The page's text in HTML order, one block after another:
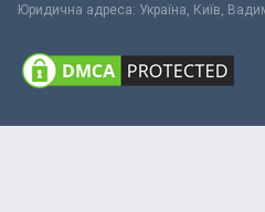
Юридична адреса: Україна, Київ,